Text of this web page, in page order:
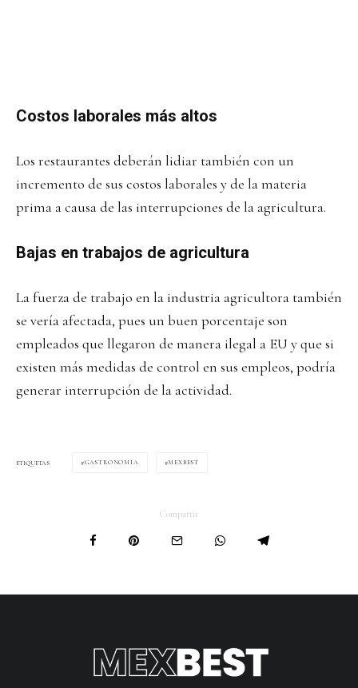
Costos laborales más altos
Los restaurantes deberán lidiar también con un
incremento de sus costos laborales y de la materia
prima a causa de las interrupciones de la agricultura.
Bajas en trabajos de agricultura
La fuerza de trabajo en la industria agricultora también
se vería afectada, pues un buen porcentaje son
empleados que llegaron de manera ilegal a EU y que si
existen más medidas de control en sus empleos, podría
generar interrupción de la actividad.
ETIQUETAS GASTRONOMÍA MEXBEST
Compartir